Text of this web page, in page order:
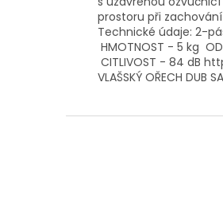
prostoru při
Technické údaje: 2-
HMOTNOST - 5 kg
CITLIVOST - 84 dB
VLAŠSKÝ OŘECH DUB